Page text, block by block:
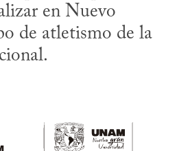
en Nuevo
de atletismo de la